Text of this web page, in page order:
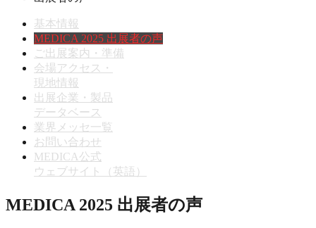
基本情報
MEDICA 2025 出展者の声
ご出展案内・準備
会場アクセス・
現地情報
出展企業・製品
データベース
業界メッセ一覧
お問い合わせ
MEDICA公式
ウェブサイト（英語）
MEDICA 2025 出展者の声